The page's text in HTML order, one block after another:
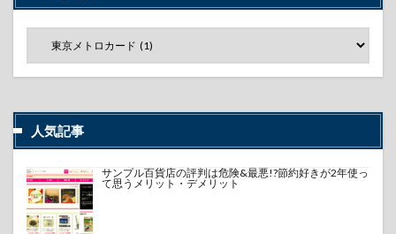
人気記事
サンプル百貨店の評判は危険&最悪!?節約好きが2年使っ
て思うメリット・デメリット